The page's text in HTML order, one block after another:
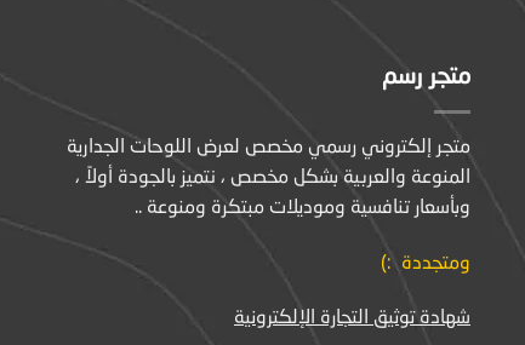
متجر رسم
متجر إلكتروني رسمي مخصص لعرض اللوحات الجدارية
المنوعة والعربية بشكل مخصص ، نتميز بالجودة أولاً ،
وبأسعار تنافسية وموديلات مبتكرة ومنوعة ..
ومتجددة :)
شهادة توثيق التجارة الإلكترونية